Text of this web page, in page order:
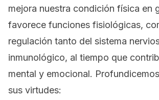
mejora nuestra condición física en
favorece funciones fisiológicas,
regulación tanto del sistema
inmunológico, al tiempo que
mental y emocional.
sus virtudes: